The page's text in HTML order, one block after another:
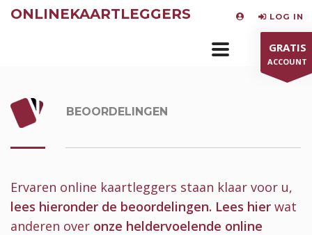
ONLINEKAARTLEGGERS LOG IN
GRATIS
ACCOUNT
BEOORDELINGEN
Ervaren online kaartleggers staan klaar voor u,
lees hieronder de beoordelingen. Lees hier wat
anderen over onze heldervoelende online